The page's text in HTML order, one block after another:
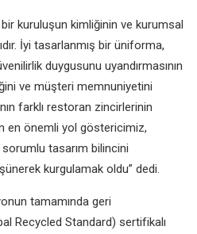
kuruluşun kimliğinin ve kurumsal
İyi tasarlanmış bir üniforma,
duygusunu uyandırmasının
ve müşteri memnuniyetini
farklı restoran zincirlerinin
en önemli yol göstericimiz,
tasarım bilincini
kurgulamak oldu” dedi.
tamamında geri
Recycled Standard) sertifikalı